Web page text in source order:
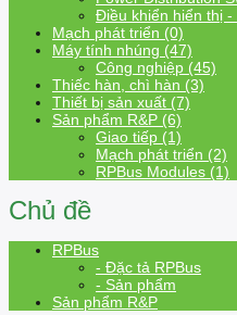
Điều khiển hiển thị -
Mạch phát triển (0)
Máy tính nhúng (47)
Công nghiệp (45)
Thiếc hàn, chì hàn (3)
Thiết bị sản xuất (7)
Sản phẩm R&P (6)
Giao tiếp (1)
Mạch phát triển (2)
RPBus Modules (1)
Chủ đề
RPBus
- Đặc tả RPBus
- Sản phẩm
Sản phẩm R&P